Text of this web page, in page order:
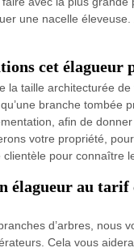
une nacelle
cet élagueur
taille architecturée de
branche tombée
afin de
votre propriété,
pour connaître
élagueur au
d’arbres, nous
Cela vous